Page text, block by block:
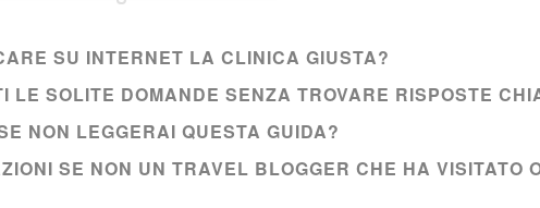
SU INTERNET LA CLINICA GIUSTA?
LE SOLITE DOMANDE SENZA TROVARE RISPOSTE
NON LEGGERAI QUESTA GUIDA?
SE NON UN TRAVEL BLOGGER CHE HA VISITATO